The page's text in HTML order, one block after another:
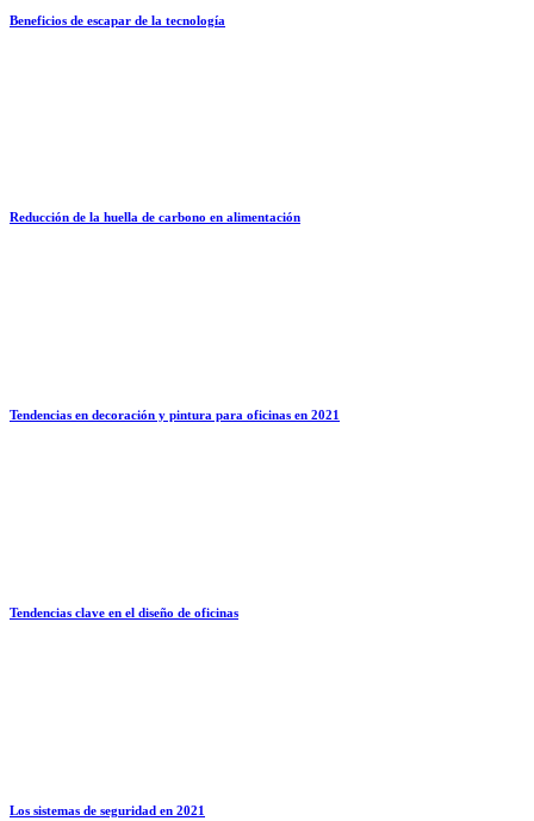
Beneficios de escapar de la tecnología
Reducción de la huella de carbono en alimentación
Tendencias en decoración y pintura para oficinas en 2021
Tendencias clave en el diseño de oficinas
Los sistemas de seguridad en 2021